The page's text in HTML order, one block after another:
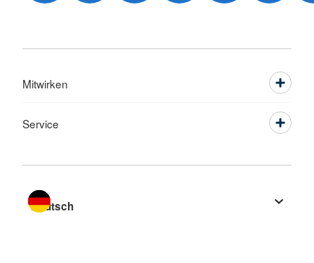
Mitwirken
Service
Sprache wechseln zu